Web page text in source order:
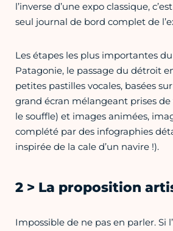
l’inverse d’une expo classique,
seul journal de bord complet de
Les étapes les plus importantes
Patagonie, le passage du détroit
petites pastilles vocales, basées
grand écran mélangeant prises de
le souffle) et images animées,
complété par des infographies
inspirée de la cale d’un navire !).
2 > La proposition
Impossible de ne pas en parler. Si